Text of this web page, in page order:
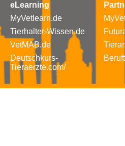
eLearning
MyVetlearn.de
Tierhalter-Wissen.de
VetMAB.de
Deutschkurs-
Tieraerzte.com/